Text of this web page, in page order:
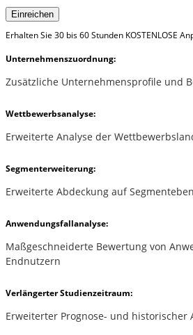
Einreichen
Erhalten Sie 30 bis 60 Stunden KOSTENLOSE
Unternehmenszuordnung:
Zusätzliche Unternehmensprofile und
Wettbewerbsanalyse:
Erweiterte Analyse der
Segmenterweiterung:
Erweiterte Abdeckung auf
Anwendungsfallanalyse:
Maßgeschneiderte Bewertung von
Endnutzern
Verlängerter Studienzeitraum:
Erweiterter Prognose- und historischer